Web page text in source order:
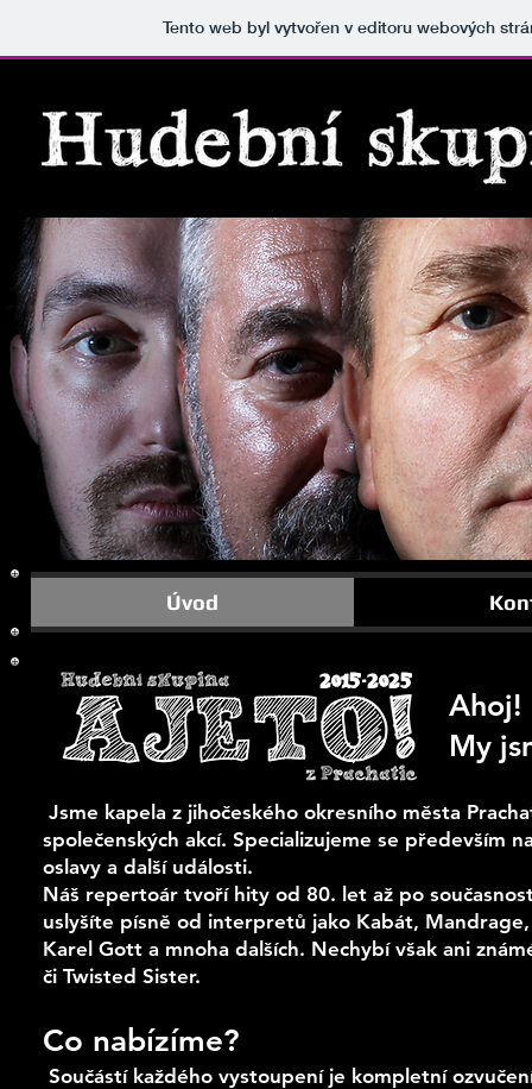
Tento web byl vytvořen v editoru webových
Úvod
Ahoj!
My
Jsme kapela z jihočeského okresního města
společenských akcí. Specializujeme se především
oslavy a další události.
Náš repertoár tvoří hity od 80. let až po
uslyšíte písně od interpretů jako Kabát,
Karel Gott a mnoha dalších. Nechybí však ani
či Twisted Sister.
Co nabízíme?
Součástí každého vystoupení je kompletní
2015-2025